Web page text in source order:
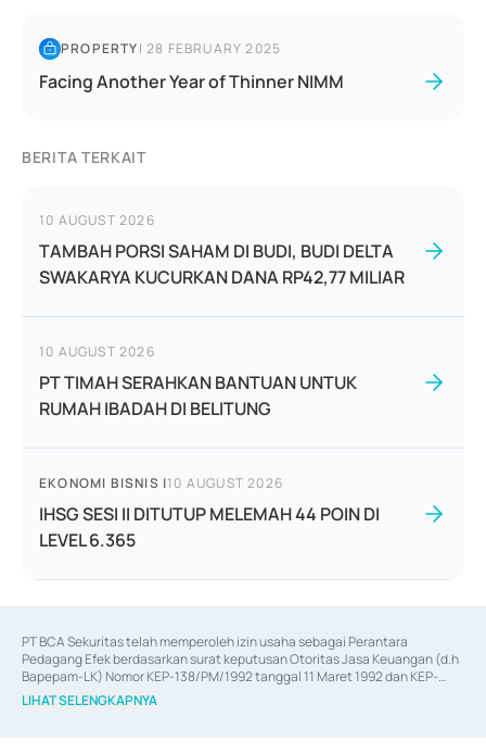
PROPERTY|28 FEBRUARY 2025
Facing Another Year of Thinner NIMM
BERITA TERKAIT
10 AUGUST 2026
TAMBAH PORSI SAHAM DI BUDI, BUDI DELTA
SWAKARYA KUCURKAN DANA RP42,77 MILIAR
10 AUGUST 2026
PT TIMAH SERAHKAN BANTUAN UNTUK
RUMAH IBADAH DI BELITUNG
EKONOMI BISNIS |10 AUGUST 2026
IHSG SESI II DITUTUP MELEMAH 44 POIN DI
LEVEL 6.365
PT BCA Sekuritas telah memperoleh izin usaha sebagai Perantara
Pedagang Efek berdasarkan surat keputusan Otoritas Jasa Keuangan (d.h
Bapepam-LK) Nomor KEP-138/PM/1992 tanggal 11 Maret 1992 dan KEP-
06/D.04/2014 tanggal 28 Februari 2014, izin usaha sebagai Penjamin Emisi
Efek berdasarkan surat keputusan Otoritas Jasa Keuangan Nomor KEP-
LIHAT SELENGKAPNYA